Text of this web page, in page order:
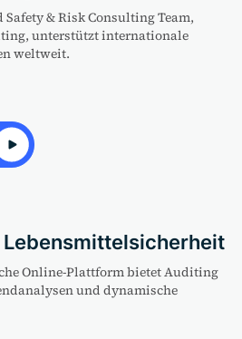
Safety & Risk Consulting Team,
unterstützt internationale
weltweit.
Online-Plattform bietet Auditing
und dynamische